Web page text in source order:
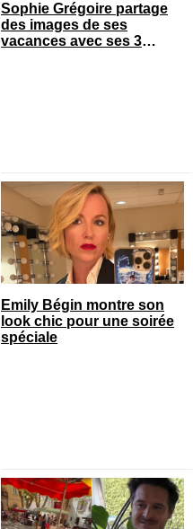
Sophie Grégoire partage
des images de ses
vacances avec ses 3
Emily Bégin montre son
look chic pour une soirée
spéciale